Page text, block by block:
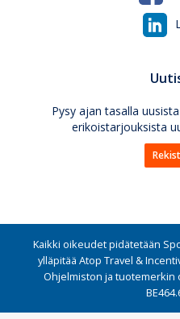
Pysy ajan tasalla
erikoistarjouksista
Kaikki oikeudet pidätetään
ylläpitää Atop Travel &
Ohjelmiston ja tuotemerkin